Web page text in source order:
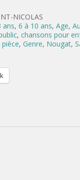
NICOLAS
ans, 6 à 10 ans, Age,
, chansons pour
, Genre, Nougat,